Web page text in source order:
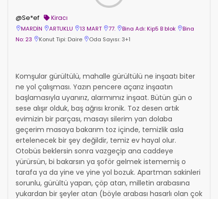
@Se*ef Kiracı
MARDİN ARTUKLU 13 MART 77. Bina Adı: Kip5 B blok
Bina
No: 23
Konut Tipi: Daire Oda Sayısı: 3+1
Komşular gürültülü, mahalle gürültülü ne inşaatı biter
ne yol çalışması. Yazın pencere açarız inşaatın
başlamasıyla uyanırız, alarmımız inşaat. Bütün gün o
sese alışır olduk, baş ağrısı kronik. Toz desen artık
evimizin bir parçası, masayı silerim yan dolaba
geçerim masaya bakarım toz içinde, temizlik asla
ertelenecek bir şey değildir, temiz ev hayal olur.
Otobüs beklersin sonra vazgeçip ana caddeye
yürürsün, bi bakarsın ya şoför gelmek istememiş o
tarafa ya da yine ve yine yol bozuk. Apartman sakinleri
sorunlu, gürültü yapan, çöp atan, milletin arabasına
yukardan bir şeyler atan (böyle arabası hasarlı olan çok